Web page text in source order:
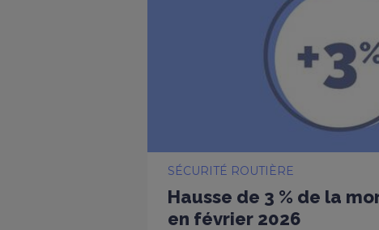
SÉCURITÉ ROUTIÈRE
Hausse de 3 % de la
en février 2026